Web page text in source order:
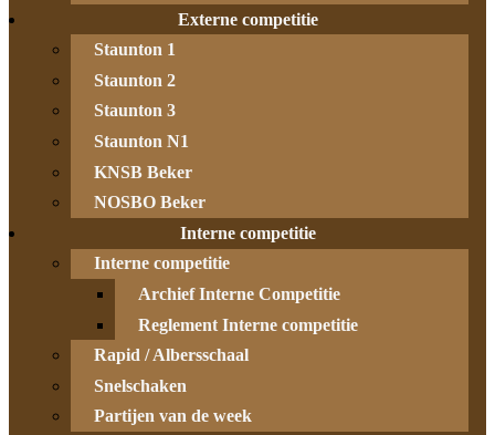
Externe competitie
Staunton 1
Staunton 2
Staunton 3
Staunton N1
KNSB Beker
NOSBO Beker
Interne competitie
Interne competitie
Archief Interne Competitie
Reglement Interne competitie
Rapid / Albersschaal
Snelschaken
Partijen van de week